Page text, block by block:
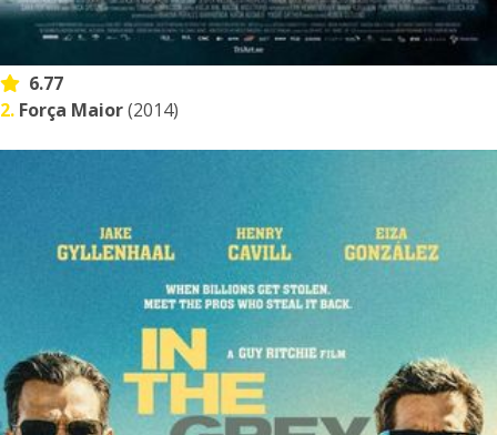
6.77
2. Força Maior(2014)